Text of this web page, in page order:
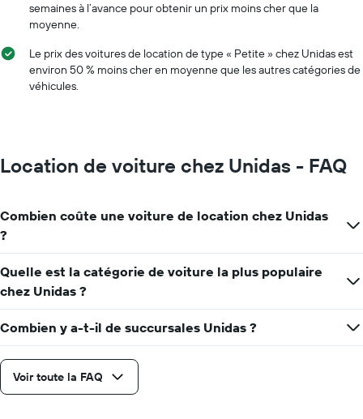
semaines à l’avance pour obtenir un prix moins cher que la
moyenne.
Le prix des voitures de location de type « Petite » chez Unidas est
environ 50 % moins cher en moyenne que les autres catégories de
véhicules.
Location de voiture chez Unidas - FAQ
Combien coûte une voiture de location chez Unidas
?
Quelle est la catégorie de voiture la plus populaire
chez Unidas ?
Combien y a-t-il de succursales Unidas ?
Voir toute la FAQ